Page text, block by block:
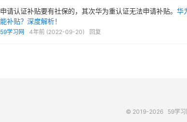
申请认证补贴要有社保的，其次华为重认证无法申请补贴。 华
能补贴？深度解析！
59学习网 4年前 (2022-09-20) 回复
© 2019-2026 59学习